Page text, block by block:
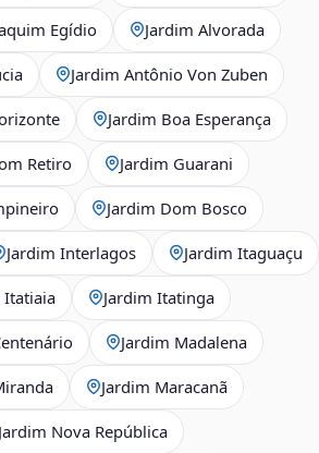
Egídio Jardim Alvorada
Jardim Antônio Von Zuben
Jardim Boa Esperança
Retiro Jardim Guarani
Jardim Dom Bosco
Jardim Interlagos Jardim Itaguaçu
Itatiaia Jardim Itatinga
Jardim Madalena
Jardim Maracanã
Jardim Nova República